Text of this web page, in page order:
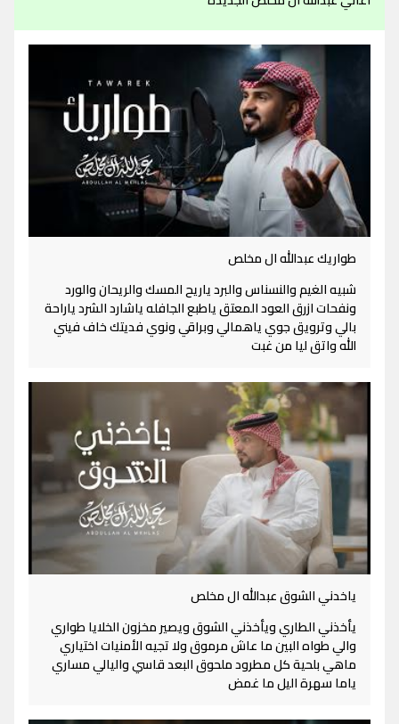
طواريك عبدالله ال مخلص
شبيه الغيم والنسناس والبرد ياريح المسك والريحان والورد
ونفحات ازرق العود المعتق ياطبع الجافله ياشارد الشرد ياراحة
بالي وترويق جوي ياهمالي وبراقي ونوي فديتك خاف فيني
الله واتق ليا من غبت
ياخدني الشوق عبدالله ال مخلص
يأخذني الطاري ويأخذني الشوق ويصير مخزون الخلايا طواري
والي طواه البين ما عاش مرموق ولا تجيه الأمنيات اختياري
ماهي بلحية كل مطرود ملحوق البعد قاسي واليالي مساري
ياما سهرة اليل ما غمض